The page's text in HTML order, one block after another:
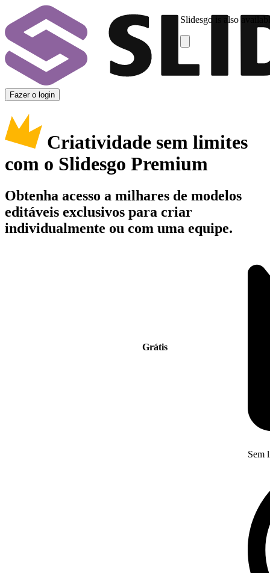
Slidesgo is also
Fazer o login
Criatividade sem limites
com o Slidesgo Premium
Obtenha acesso a milhares de modelos
editáveis exclusivos para criar
individualmente ou com uma equipe.
Grátis
Sem